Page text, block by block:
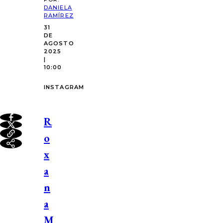
DANIELA
RAMÍREZ
31
DE
AGOSTO
2025
|
10:00
INSTAGRAM
R
o
x
a
n
a